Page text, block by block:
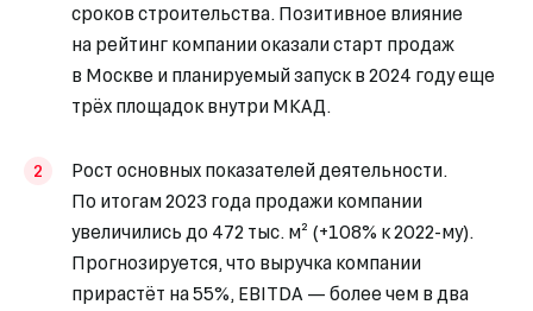
сроков строительства. Позитивное влияние
на рейтинг компании оказали старт продаж
в Москве и планируемый запуск в 2024 году еще
трёх площадок внутри МКАД.
Рост основных показателей деятельности.
По итогам 2023 года продажи компании
увеличились до 472 тыс. м² (+108% к 2022-му).
Прогнозируется, что выручка компании
прирастёт на 55%, EBITDA — более чем в два